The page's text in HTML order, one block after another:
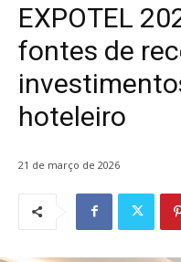
EXPOTEL
fontes de
hoteleiro
21 de março de 2026